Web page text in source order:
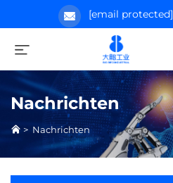
[email protected]
Nachrichten
> Nachrichten